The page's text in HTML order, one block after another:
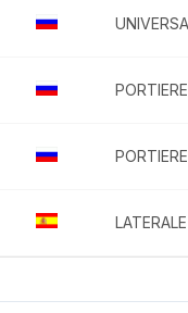
PORTIERE
PORTIERE
LATERALE